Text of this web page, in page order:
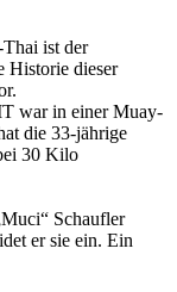
ist der
Historie dieser
war in einer Muay-
die 33-jährige
30 Kilo
Schaufler
er sie ein. Ein